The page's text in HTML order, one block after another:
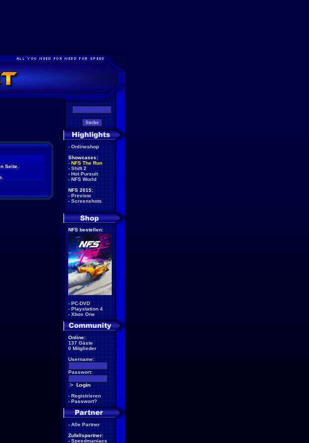
Seite.
- Onlineshop
Showcases:
- NFS The Run
- Shift 2
- Hot Pursuit
- NFS World
NFS 2015:
- Preview
- Screenshots
NFS bestellen:
- PC-DVD
- Playstation 4
- Xbox One
Online:
137 Gäste
0 Mitglieder
Username:
Passwort:
- Registrieren
- Passwort?
- Alle Partner
Zufallspartner:
- Speedmaniacs